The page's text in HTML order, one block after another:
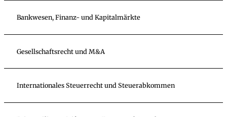
Bankwesen, Finanz- und Kapitalmärkte
Gesellschaftsrecht und M&A
Internationales Steuerrecht und Steuerabkommen